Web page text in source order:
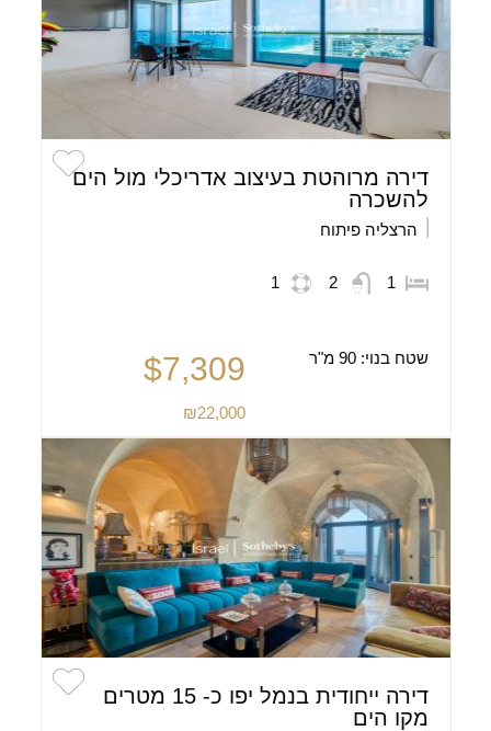
דירה מרוהטת בעיצוב אדריכלי מול הים
להשכרה
הרצליה פיתוח
1
2
1
שטח בנוי:90 מ"ר $7,309
₪22,000
דירה ייחודית בנמל יפו כ- 15 מטרים
מקו הים